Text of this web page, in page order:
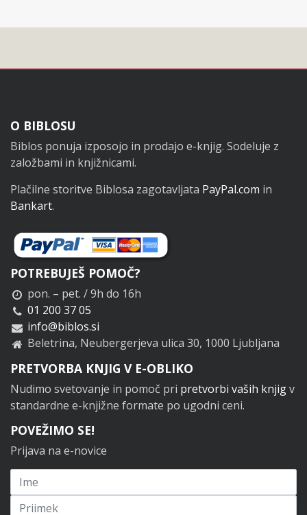
Noga
O BIBLOSU
Biblos ponuja izposojo in prodajo e-knjig. Sodeluje z
založbami in knjižnicami.
Plačilne storitve Biblosa zagotavljata PayPal.com in
Bankart.
POTREBUJEŠ POMOČ?
pon. – pet. / 9h do 16h
01 200 37 05
info@biblos.si
Beletrina, Neubergerjeva ulica 30, 1000 Ljubljana
PRETVORBA KNJIG V E-OBLIKO
Nudimo svetovanje in pomoč pri pretvorbi vaših knjigv
standardne e-knjižne formate po ugodni ceni.
POVEŽIMO SE!
Prijava na e-novice